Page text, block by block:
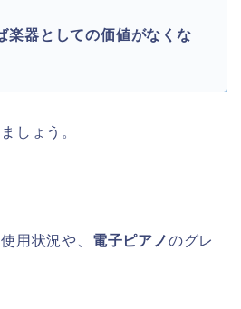
楽器としての価値がなくな
しょう。
用状況や、 電子ピアノのグレ